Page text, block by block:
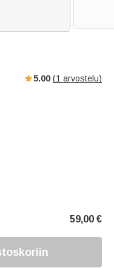
5.00 (1 arvostelu)
59,00 €